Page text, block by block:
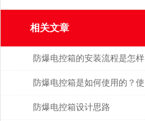
相关文章
防爆电控箱的安装流程是怎样
的？一文带你学会
防爆电控箱是如何使用的？使
用时有哪些注意事项？
防爆电控箱设计思路